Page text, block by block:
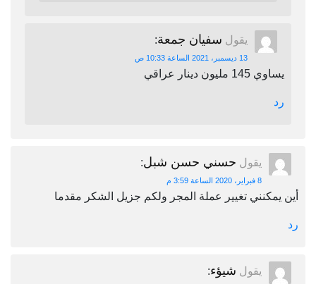
يقول سفيان جمعة:
13 ديسمبر، 2021 الساعة 10:33 ص
يساوي 145 مليون دينار عراقي
رد
يقول حسني حسن شبل:
8 فبراير، 2020 الساعة 3:59 م
أين يمكنني تغيير عملة المجر ولكم جزيل الشكر مقدما
رد
يقول شيؤء: